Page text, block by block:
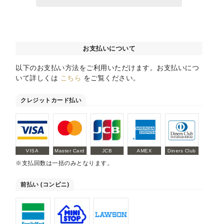
お支払いについて
以下のお支払い方法をご利用いただけます。お支払いにつ
いて詳しくは こちら をご覧ください。
クレジットカード払い
VISA Master Card JCB AMEX Diners Club
※支払回数は一括のみとなります。
前払い (コンビニ)